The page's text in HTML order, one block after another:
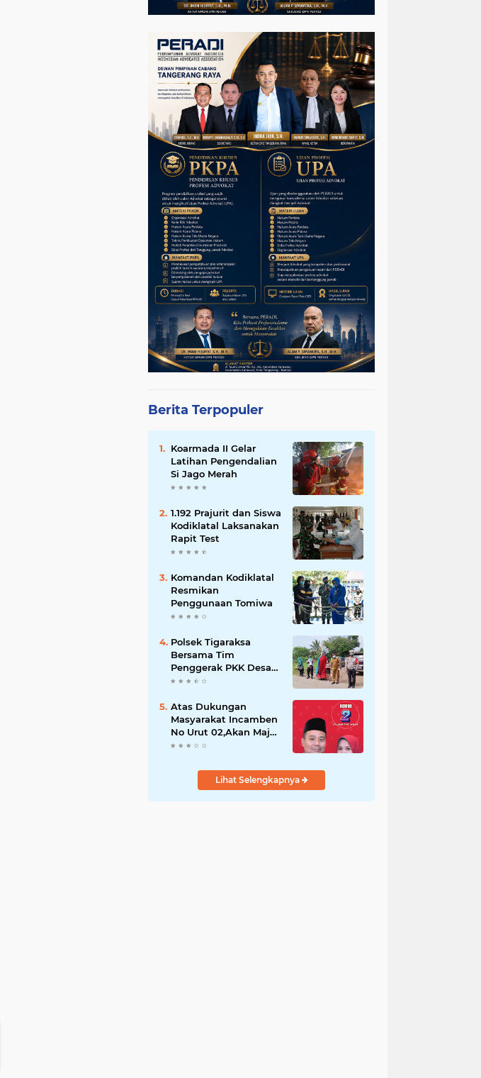
Berita Terpopuler
Koarmada II Gelar
Latihan Pengendalian
Si Jago Merah
1.192 Prajurit dan Siswa
Kodiklatal Laksanakan
Rapit Test
Komandan Kodiklatal
Resmikan
Penggunaan Tomiwa
Polsek Tigaraksa
Bersama Tim
Penggerak PKK Desa
Jambe Bagikan
Pengguna Jalan
Atas Dukungan
Masyarakat Incamben
No Urut 02,Akan Maju
Untuk Memajukan
Lihat Selengkapnya